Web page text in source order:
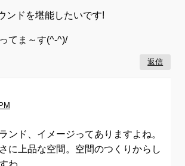
ンドを堪能したいです!
てま～す(^-^)/
返信
ンド、イメージってありますよね。
に上品な空間。空間のつくりからし
わ。